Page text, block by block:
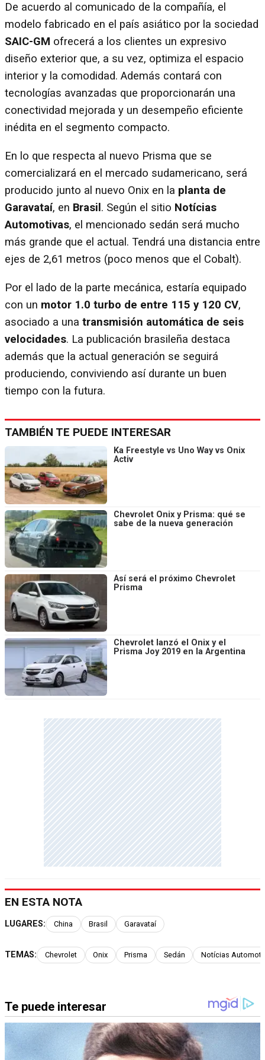
De acuerdo al comunicado de la compañía, el
modelo fabricado en el país asiático por la sociedad
SAIC-GM ofrecerá a los clientes un expresivo
diseño exterior que, a su vez, optimiza el espacio
interior y la comodidad. Además contará con
tecnologías avanzadas que proporcionarán una
conectividad mejorada y un desempeño eficiente
inédita en el segmento compacto.
En lo que respecta al nuevo Prisma que se
comercializará en el mercado sudamericano, será
producido junto al nuevo Onix en la planta de
Garavataí, en Brasil . Según el sitio Notícias
Automotivas, el mencionado sedán será mucho
más grande que el actual. Tendrá una distancia entre
ejes de 2,61 metros (poco menos que el Cobalt).
Por el lado de la parte mecánica, estaría equipado
con un motor 1.0 turbo de entre 115 y 120 CV,
asociado a una transmisión automática de seis
velocidades. La publicación brasileña destaca
además que la actual generación se seguirá
produciendo, conviviendo así durante un buen
tiempo con la futura.
TAMBIÉN TE PUEDE INTERESAR
Ka Freestyle vs Uno Way vs Onix
Activ
Chevrolet Onix y Prisma: qué se
sabe de la nueva generación
Así será el próximo Chevrolet
Prisma
Chevrolet lanzó el Onix y el
Prisma Joy 2019 en la Argentina
EN ESTA NOTA
LUGARES: China Brasil Garavataí
TEMAS: Chevrolet Onix Prisma Sedán Notícias